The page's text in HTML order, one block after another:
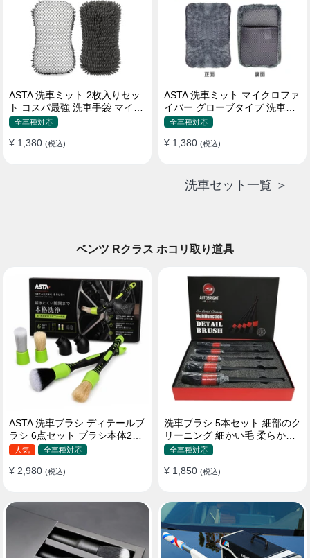
ASTA 洗車ミット 2枚入りセッ
ト コスパ最強 洗車手袋 マイク
ロファイバー製 洗車グッズ 車
全車種対応
¥ 1,380 (税込)
ASTA 洗車ミット マイクロファ
イバー グローブタイプ 洗車プ
ロも愛用 傷防止 高吸水 車 バイ
全車種対応
¥ 1,380 (税込)
洗車セット一覧 ＞
ベンツ Rクラス ホコリ取り道具
ASTA 洗車ブラシ ディテールブ
ラシ 6点セット ブラシ本体2本
替えヘッド2個 アダプター2個
ド
人気 全車種対応
¥ 2,980 (税込)
洗車ブラシ 5本セット 細部のク
リーニング 細かい毛 柔らかい
豚毛 ディテールブラシ
全車種対応
¥ 1,850 (税込)